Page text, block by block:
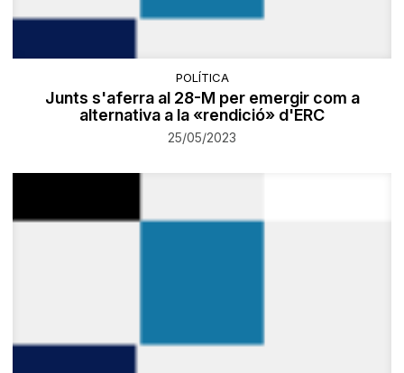
POLÍTICA
Junts s'aferra al 28-M per emergir com a
alternativa a la «rendició» d'ERC
25/05/2023